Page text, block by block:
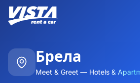
Брела
Meet & Greet — Hotels &